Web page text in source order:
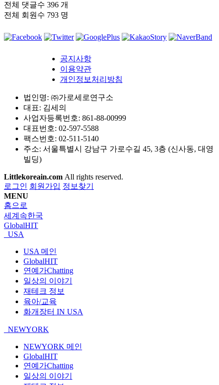
전체 댓글수 396 개
전체 회원수 793 명
공지사항
이용약관
개인정보처리방침
법인명: ㈜가로세로연구소
대표: 김세의
사업자등록번호: 861-88-00999
대표번호: 02-597-5588
팩스번호: 02-511-5140
주소: 서울특별시 강남구 가로수길 45, 3층 (신사동, 대영
빌딩)
Littlekoreain.com All rights reserved.
로그인 회원가입 정보찾기
MENU
홈으로
세계속한국
GlobalHIT
USA
USA 메인
GlobalHIT
연예가Chatting
일상의 이야기
재테크 정보
육아/교육
화개장터 IN USA
NEWYORK
NEWYORK 메인
GlobalHIT
연예가Chatting
일상의 이야기